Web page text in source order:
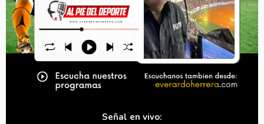
Señal en vivo: